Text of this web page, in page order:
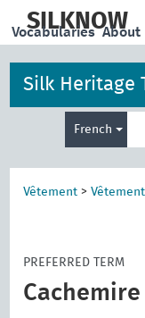
main
SILKNOW
Vocabularies About
Silk Heritage
French
Vêtement >
PREFERRED TERM